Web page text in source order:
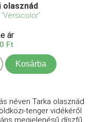
olasznád
ár
Ft
Kosárba
néven Tarka olasznád
tenger vidékéről
megjelenésű díszfű.